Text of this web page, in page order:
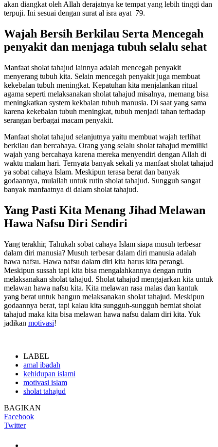
akan diangkat oleh Allah derajatnya ke tempat yang lebih tinggi dan
terpuji. Ini sesuai dengan surat al isra ayat 79.
Wajah Bersih Berkilau Serta Mencegah
penyakit dan menjaga tubuh selalu sehat
Manfaat sholat tahajud lainnya adalah mencegah penyakit
menyerang tubuh kita. Selain mencegah penyakit juga membuat
kekebalan tubuh meningkat. Kepatuhan kita menjalankan ritual
agama seperti melaksanakan sholat tahajud misalnya, memang bisa
meningkatkan system kekbalan tubuh manusia. Di saat yang sama
karena kekebalan tubuh meningkat, tubuh menjadi tahan terhadap
serangan berbagai macam penyakit.
Manfaat sholat tahajud selanjutnya yaitu membuat wajah terlihat
berkilau dan bercahaya. Orang yang selalu sholat tahajud memiliki
wajah yang bercahaya karena mereka menyendiri dengan Allah di
waktu malam hari. Ternyata banyak sekali ya manfaat sholat tahajud
ya sobat cahaya Islam. Meskipun terasa berat dan banyak
godaannya, mulailah untuk rutin sholat tahajud. Sungguh sangat
banyak manfaatnya di dalam sholat tahajud.
Yang Pasti Kita Menang Jihad Melawan
Hawa Nafsu Diri Sendiri
Yang terakhir, Tahukah sobat cahaya Islam siapa musuh terbesar
dalam diri manusia? Musuh terbesar dalam diri manusia adalah
hawa nafsu. Hawa nafsu dalam diri kita harus kita perangi.
Meskipun sussah tapi kita bisa mengalahkannya dengan rutin
melaksanakan sholat tahajud. Sholat tahajud mengajarkan kita untuk
melawan hawa nafsu kita. Kita melawan rasa malas dan kantuk
yang berat untuk bangun melaksanakan sholat tahajud. Meskipun
godaannya berat, tapi kalau kita sungguh-sungguh berniat sholat
tahajud maka kita bisa melawan hawa nafsu dalam diri kita. Yuk
jadikan motivasi!
LABEL
amal ibadah
kehidupan islami
motivasi islam
sholat tahajud
BAGIKAN
Facebook
Twitter